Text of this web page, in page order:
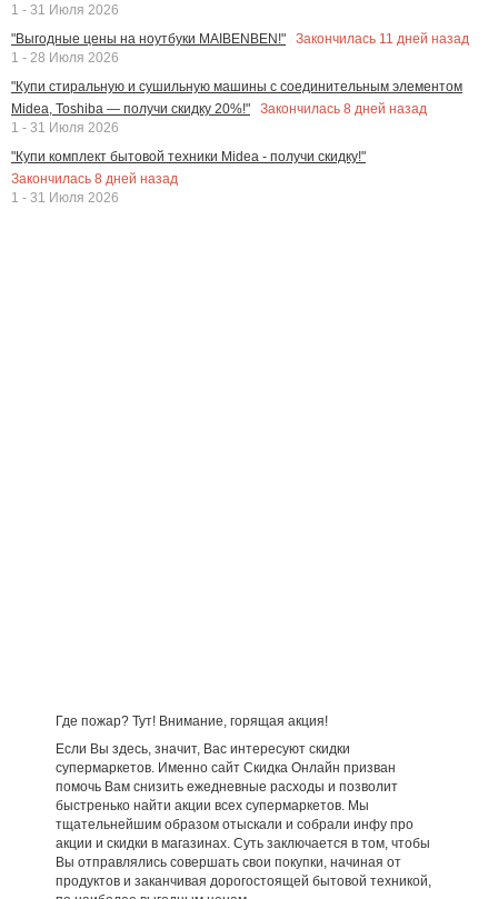
1 - 31 Июля 2026
"Выгодные цены на ноутбуки MAIBENBEN!"
Закончилась 11 дней назад
1 - 28 Июля 2026
"Купи стиральную и сушильную машины с соединительным элементом
Midea, Toshiba — получи скидку 20%!"
Закончилась 8 дней назад
1 - 31 Июля 2026
"Купи комплект бытовой техники Midea - получи скидку!"
Закончилась 8 дней назад
1 - 31 Июля 2026
Где пожар? Тут! Внимание, горящая акция!
Если Вы здесь, значит, Вас интересуют скидки
супермаркетов. Именно сайт Скидка Онлайн призван
помочь Вам снизить ежедневные расходы и позволит
быстренько найти акции всех супермаркетов. Мы
тщательнейшим образом отыскали и собрали инфу про
акции и скидки в магазинах. Суть заключается в том, чтобы
Вы отправлялись совершать свои покупки, начиная от
продуктов и заканчивая дорогостоящей бытовой техникой,